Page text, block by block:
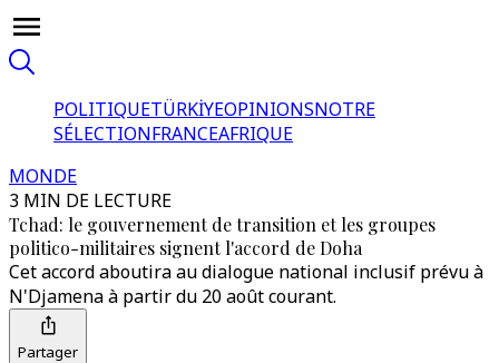
POLITIQUETÜRKİYEOPINIONSNOTRE
SÉLECTIONFRANCEAFRIQUE
MONDE
3 MIN DE LECTURE
Tchad: le gouvernement de transition et les groupes
politico-militaires signent l'accord de Doha
Cet accord aboutira au dialogue national inclusif prévu à
N'Djamena à partir du 20 août courant.
Partager